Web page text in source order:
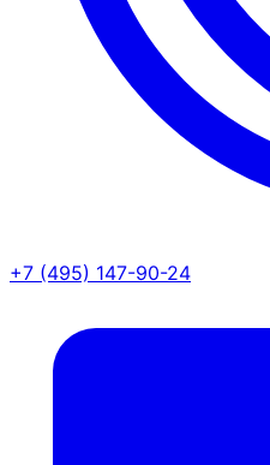
+7 (495) 147-90-24